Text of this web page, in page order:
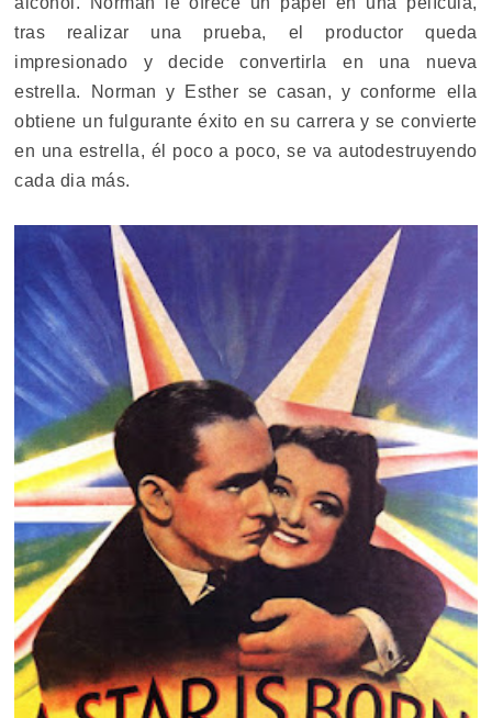
tras realizar una prueba, el productor queda
impresionado y decide convertirla en una nueva
estrella. Norman y Esther se casan, y conforme ella
obtiene un fulgurante éxito en su carrera y se convierte
en una estrella, él poco a poco, se va autodestruyendo
cada dia más.